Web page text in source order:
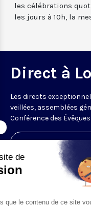
les célébrations
les jours à 10h, la
Direct à
Les directs
veillées, assemblées
Conférence des Évêques
Visiter la page de